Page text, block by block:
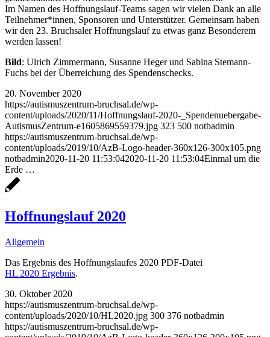
Im Namen des Hoffnungslauf-Teams sagen wir vielen Dank an alle
Teilnehmer*innen, Sponsoren und Unterstützer. Gemeinsam haben
wir den 23. Bruchsaler Hoffnungslauf zu etwas ganz Besonderem
werden lassen!
Bild: Ulrich Zimmermann, Susanne Heger und Sabina Stemann-
Fuchs bei der Überreichung des Spendenschecks.
20. November 2020
https://autismuszentrum-bruchsal.de/wp-
content/uploads/2020/11/Hoffnungslauf-2020-_Spendenuebergabe-
AutismusZentrum-e1605869559379.jpg 323 500 notbadmin
https://autismuszentrum-bruchsal.de/wp-
content/uploads/2019/10/AzB-Logo-header-360x126-300x105.png
notbadmin2020-11-20 11:53:042020-11-20 11:53:04Einmal um die
Erde …
Hoffnungslauf 2020
Allgemein
Das Ergebnis des Hoffnungslaufes 2020 PDF-Datei
HL 2020 Ergebnis.
30. Oktober 2020
https://autismuszentrum-bruchsal.de/wp-
content/uploads/2020/10/HL2020.jpg 300 376 notbadmin
https://autismuszentrum-bruchsal.de/wp-